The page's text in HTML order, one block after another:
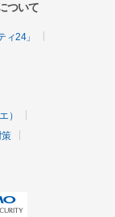
ついて
24」
）